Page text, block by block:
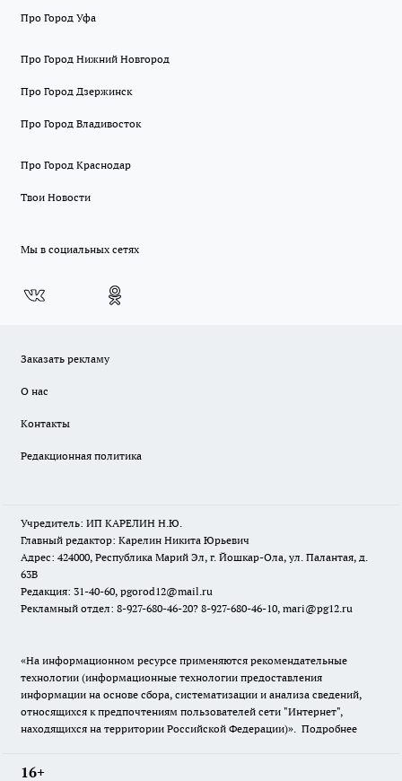
Про Город Уфа
Про Город Нижний Новгород
Про Город Дзержинск
Про Город Владивосток
Про Город Краснодар
Твои Новости
Мы в социальных сетях
Заказать рекламу
О нас
Контакты
Редакционная политика
Учредитель: ИП КАРЕЛИН Н.Ю.
Главный редактор: Карелин Никита Юрьевич
Адрес: 424000, Республика Марий Эл, г. Йошкар-Ола, ул. Палантая, д.
63В
Редакция: 31-40-60, pgorod12@mail.ru
Рекламный отдел: 8-927-680-46-20? 8-927-680-46-10, mari@pg12.ru
«На информационном ресурсе применяются рекомендательные
технологии (информационные технологии предоставления
информации на основе сбора, систематизации и анализа сведений,
относящихся к предпочтениям пользователей сети "Интернет",
находящихся на территории Российской Федерации)». Подробнее
16+